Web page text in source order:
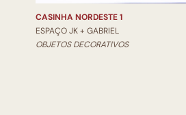
CASINHA NORDESTE 1
ESPAÇO JK + GABRIEL
OBJETOS DECORATIVOS